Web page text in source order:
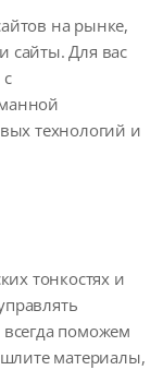
на рынке,
Для вас
технологий и
тонкостях и
поможем
материалы,